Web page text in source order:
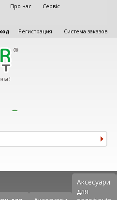
Про нас
Сервіс
Регистрация Система заказов
Аксеcуари
для